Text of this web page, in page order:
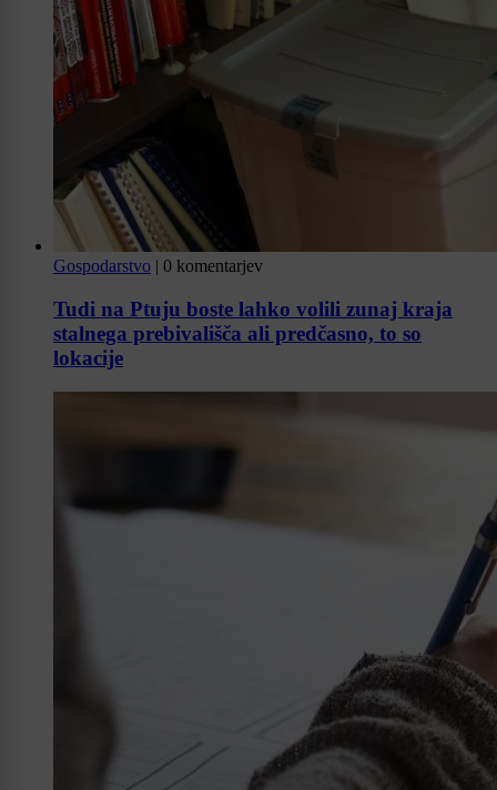
Gospodarstvo | 0 komentarjev
Tudi na Ptuju boste lahko volili zunaj kraja
stalnega prebivališča ali predčasno, to so
lokacije